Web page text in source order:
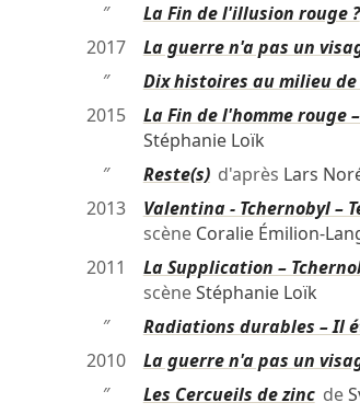
″
La Fin de l'illusion rouge ?
2017
La guerre n'a pas un
″
Dix histoires au milieu
2015
La Fin de l'homme rouge
Stéphanie Loïk
″
Reste(s)d'après Lars
2013
Valentina - Tchernobyl –
scène Coralie Émilion-
2011
La Supplication –
scèneStéphanie Loïk
″
Radiations durables – Il
2010
La guerre n'a pas un
″
Les Cercueils de zincde